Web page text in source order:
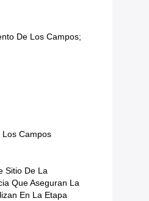
De Los Campos;
Los Campos
Sitio De La
Que Aseguran La
En La Etapa